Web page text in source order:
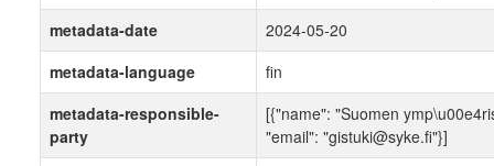
metadata-date
2024-05-20
metadata-language
fin
metadata-responsible-
party
[{"name": "Suomen
"email": "gistuki@syke.fi"}]